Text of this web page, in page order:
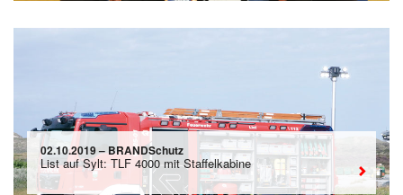
02.10.2019 – BRANDSchutz
List auf Sylt: TLF 4000 mit Staffelkabine